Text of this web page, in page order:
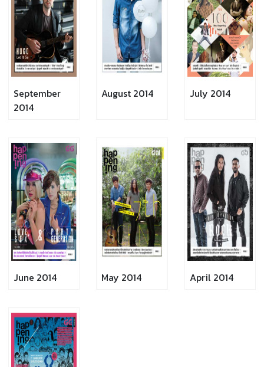
September
2014
August 2014 July 2014
June 2014 May 2014 April 2014